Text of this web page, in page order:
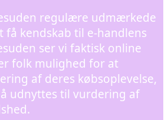
regulære udmærkede
kendskab til e-handlens
ser vi faktisk online
folk mulighed for at
af deres købsoplevelse,
udnyttes til vurdering af